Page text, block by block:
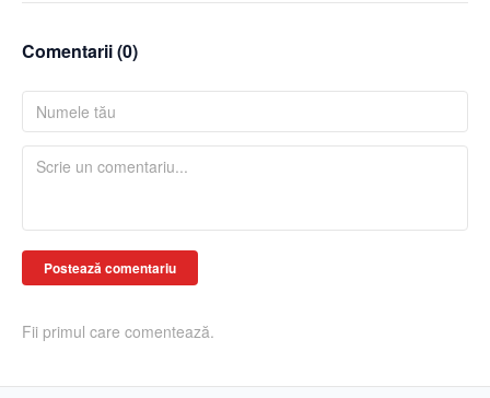
Comentarii (0)
Postează comentariu
Fii primul care comentează.